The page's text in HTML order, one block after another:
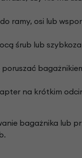
ramy, osi lub
śrub lub
na krótkim
bagażnika lub